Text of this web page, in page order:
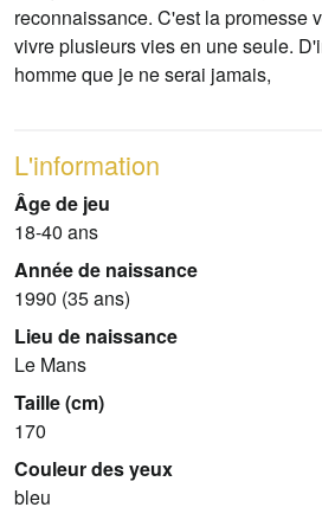
reconnaissance. C'est la promesse
vivre plusieurs vies en une seule.
homme que je ne serai jamais,
L'information
Âge de jeu
18-40 ans
Année de naissance
1990 (35 ans)
Lieu de naissance
Le Mans
Taille (cm)
170
Couleur des yeux
bleu